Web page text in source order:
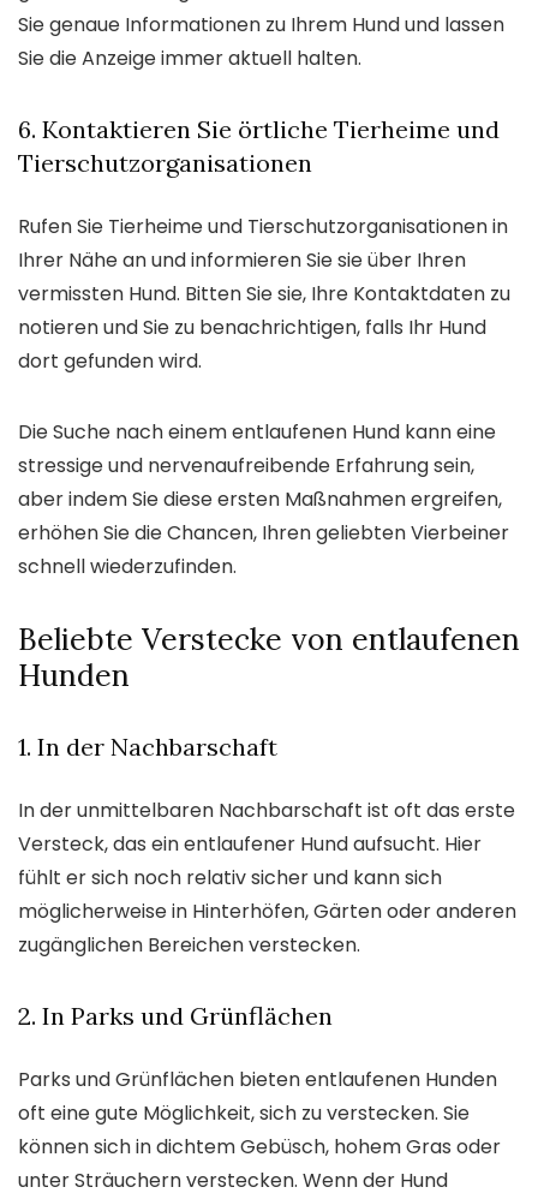
Sie genaue Informationen zu Ihrem Hund und lassen
Sie die Anzeige immer aktuell halten.
6. Kontaktieren Sie örtliche Tierheime und
Tierschutzorganisationen
Rufen Sie Tierheime und Tierschutzorganisationen in
Ihrer Nähe an und informieren Sie sie über Ihren
vermissten Hund. Bitten Sie sie, Ihre Kontaktdaten zu
notieren und Sie zu benachrichtigen, falls Ihr Hund
dort gefunden wird.
Die Suche nach einem entlaufenen Hund kann eine
stressige und nervenaufreibende Erfahrung sein,
aber indem Sie diese ersten Maßnahmen ergreifen,
erhöhen Sie die Chancen, Ihren geliebten Vierbeiner
schnell wiederzufinden.
Beliebte Verstecke von entlaufenen
Hunden
1. In der Nachbarschaft
In der unmittelbaren Nachbarschaft ist oft das erste
Versteck, das ein entlaufener Hund aufsucht. Hier
fühlt er sich noch relativ sicher und kann sich
möglicherweise in Hinterhöfen, Gärten oder anderen
zugänglichen Bereichen verstecken.
2. In Parks und Grünflächen
Parks und Grünflächen bieten entlaufenen Hunden
oft eine gute Möglichkeit, sich zu verstecken. Sie
können sich in dichtem Gebüsch, hohem Gras oder
unter Sträuchern verstecken. Wenn der Hund